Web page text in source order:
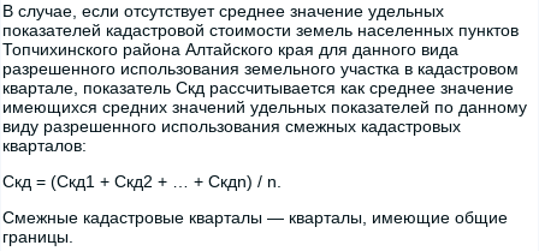
В случае, если отсутствует среднее значение удельных
показателей кадастровой стоимости земель населенных пунктов
Топчихинского района Алтайского края для данного вида
разрешенного использования земельного участка в кадастровом
квартале, показатель Скд рассчитывается как среднее значение
имеющихся средних значений удельных показателей по данному
виду разрешенного использования смежных кадастровых
кварталов:
Скд = (Скд1 + Скд2 + … + Скдn) / n.
Смежные кадастровые кварталы — кварталы, имеющие общие
границы.